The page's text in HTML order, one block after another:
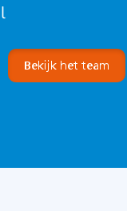
Bekijk het team